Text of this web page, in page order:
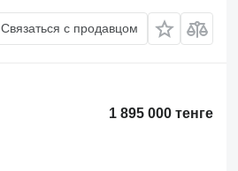
Связаться с продавцом
1 895 000 тенге